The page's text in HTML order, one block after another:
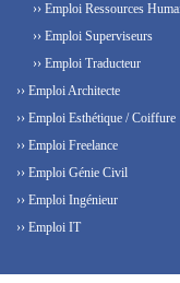
›› Emploi Ressources
›› Emploi Superviseurs
›› Emploi Traducteur
›› Emploi Architecte
›› Emploi Esthétique / Coiffure
›› Emploi Freelance
›› Emploi Génie Civil
›› Emploi Ingénieur
›› Emploi IT